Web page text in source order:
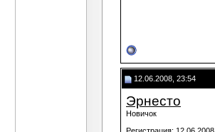
12.06.2008, 23:54
Эрнесто
Новичок